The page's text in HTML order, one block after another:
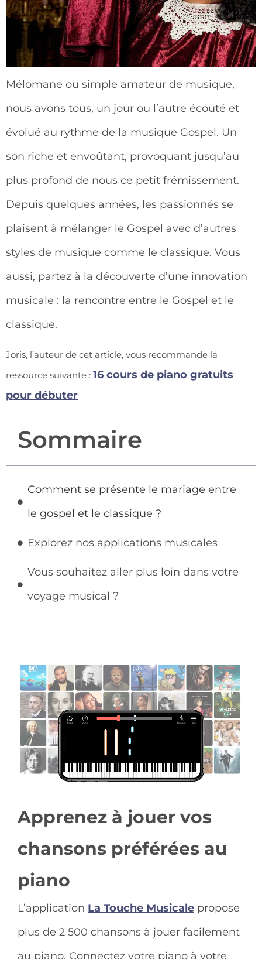
Mélomane ou simple amateur de musique,
nous avons tous, un jour ou l’autre écouté et
évolué au rythme de la musique Gospel. Un
son riche et envoûtant, provoquant jusqu’au
plus profond de nous ce petit frémissement.
Depuis quelques années, les passionnés se
plaisent à mélanger le Gospel avec d’autres
styles de musique comme le classique. Vous
aussi, partez à la découverte d’une innovation
musicale : la rencontre entre le Gospel et le
classique.
Joris, l’auteur de cet article, vous recommande la
ressource suivante : 16 cours de piano gratuits
pour débuter
Sommaire
Comment se présente le mariage entre
le gospel et le classique ?
Explorez nos applications musicales
Vous souhaitez aller plus loin dans votre
voyage musical ?
Apprenez à jouer vos
chansons préférées au
piano
L’application La Touche Musicale propose
plus de 2 500 chansons à jouer facilement
au piano. Connectez votre piano à votre